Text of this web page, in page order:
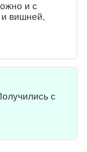
и с
вишней,
с